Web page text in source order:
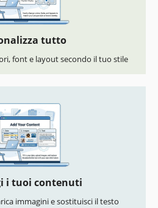
tutto
font e layout secondo il tuo stile
i tuoi contenuti
immagini e sostituisci il testo